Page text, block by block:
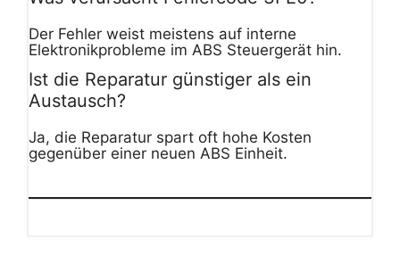
Der Fehler weist meistens auf interne
Elektronikprobleme im ABS Steuergerät hin.
Ist die Reparatur günstiger als ein
Austausch?
Ja, die Reparatur spart oft hohe Kosten
gegenüber einer neuen ABS Einheit.